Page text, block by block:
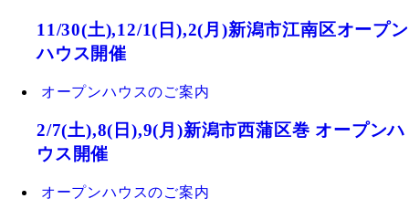
11/30(土),12/1(日),2(月)新潟市江南区オープン
ハウス開催
オープンハウスのご案内
2/7(土),8(日),9(月)新潟市西蒲区巻 オープンハ
ウス開催
オープンハウスのご案内